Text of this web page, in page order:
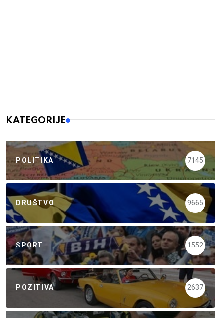
KATEGORIJE
POLITIKA 7145
DRUŠTVO 9665
SPORT 1552
POZITIVA 2637